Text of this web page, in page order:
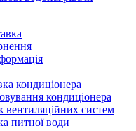
кондиціонера
кондиціонера
систем
питної води